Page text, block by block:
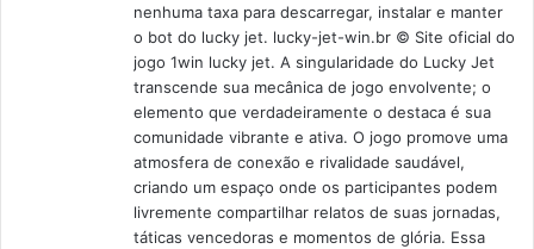
nenhuma taxa para descarregar, instalar e manter
o bot do lucky jet. lucky-jet-win.br © Site oficial do
jogo 1win lucky jet. A singularidade do Lucky Jet
transcende sua mecânica de jogo envolvente; o
elemento que verdadeiramente o destaca é sua
comunidade vibrante e ativa. O jogo promove uma
atmosfera de conexão e rivalidade saudável,
criando um espaço onde os participantes podem
livremente compartilhar relatos de suas jornadas,
táticas vencedoras e momentos de glória. Essa